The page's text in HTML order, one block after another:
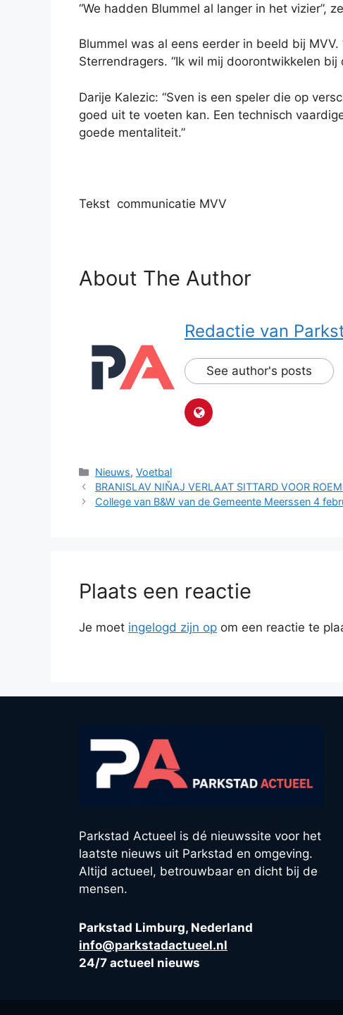
“We hadden Blummel al langer in het vizier”,
Blummel was al eens eerder in beeld bij
Sterrendragers. “Ik wil mij doorontwikkelen
Darije Kalezic: “Sven is een speler die op
goed uit te voeten kan. Een technisch
goede mentaliteit.”
Tekst communicatie MVV
About The Author
Redactie van
See author's posts
Categorieën
Nieuws,Voetbal
BRANISLAV NIŇAJ VERLAAT SITTARD VOOR
College van B&W van de Gemeente Meerssen 4
Plaats een reactie
Je moet ingelogd zijn op om een reactie te
Parkstad Actueel is dé nieuwssite voor het
laatste nieuws uit Parkstad en omgeving.
Altijd actueel, betrouwbaar en dicht bij de
mensen.
Parkstad Limburg, Nederland
info@parkstadactueel.nl
24/7 actueel nieuws